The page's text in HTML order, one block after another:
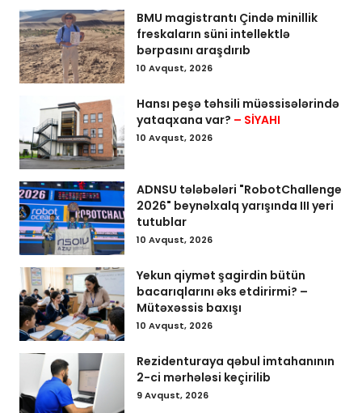
BMU magistrantı Çində minillik
freskaların süni intellektlə
bərpasını araşdırıb
10 Avqust, 2026
Hansı peşə təhsili müəssisələrində
yataqxana var? – SİYAHI
10 Avqust, 2026
ADNSU tələbələri "RobotChallenge
2026" beynəlxalq yarışında III yeri
tutublar
10 Avqust, 2026
Yekun qiymət şagirdin bütün
bacarıqlarını əks etdirirmi? –
Mütəxəssis baxışı
10 Avqust, 2026
Rezidenturaya qəbul imtahanının
2-ci mərhələsi keçirilib
9 Avqust, 2026